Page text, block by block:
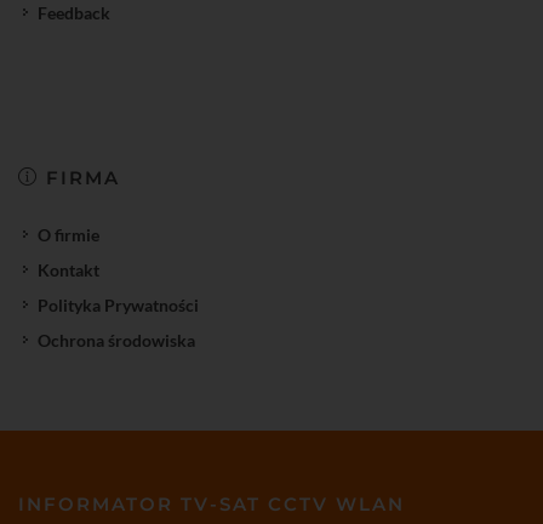
Feedback
FIRMA
O firmie
Kontakt
Polityka Prywatności
Ochrona środowiska
INFORMATOR TV-SAT CCTV WLAN